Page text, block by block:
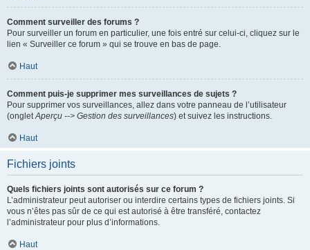
Comment surveiller des forums ?
Pour surveiller un forum en particulier, une fois entré sur celui-ci, cliquez sur le
lien « Surveiller ce forum » qui se trouve en bas de page.
Haut
Comment puis-je supprimer mes surveillances de sujets ?
Pour supprimer vos surveillances, allez dans votre panneau de l’utilisateur
(ongletAperçu --> Gestion des surveillances) et suivez les instructions.
Haut
Fichiers joints
Quels fichiers joints sont autorisés sur ce forum ?
L’administrateur peut autoriser ou interdire certains types de fichiers joints. Si
vous n’êtes pas sûr de ce qui est autorisé à être transféré, contactez
l’administrateur pour plus d’informations.
Haut